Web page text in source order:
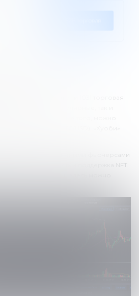
на Huobi
356 криптовалют и 1031 торговая
как самые популярные, так и
и токены. Кроме того, можно
(например, BTC/USD). «Хуоби»
валют.
криптовалютными фьючерсами
контрактов. Есть и поддержка NFT.
для торговли здесь можно